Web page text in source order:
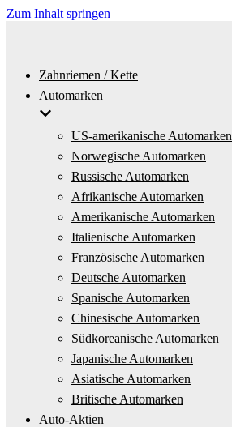
Zum Inhalt springen
Zahnriemen / Kette
Automarken
US-amerikanische Automarken
Norwegische Automarken
Russische Automarken
Afrikanische Automarken
Amerikanische Automarken
Italienische Automarken
Französische Automarken
Deutsche Automarken
Spanische Automarken
Chinesische Automarken
Südkoreanische Automarken
Japanische Automarken
Asiatische Automarken
Britische Automarken
Auto-Aktien